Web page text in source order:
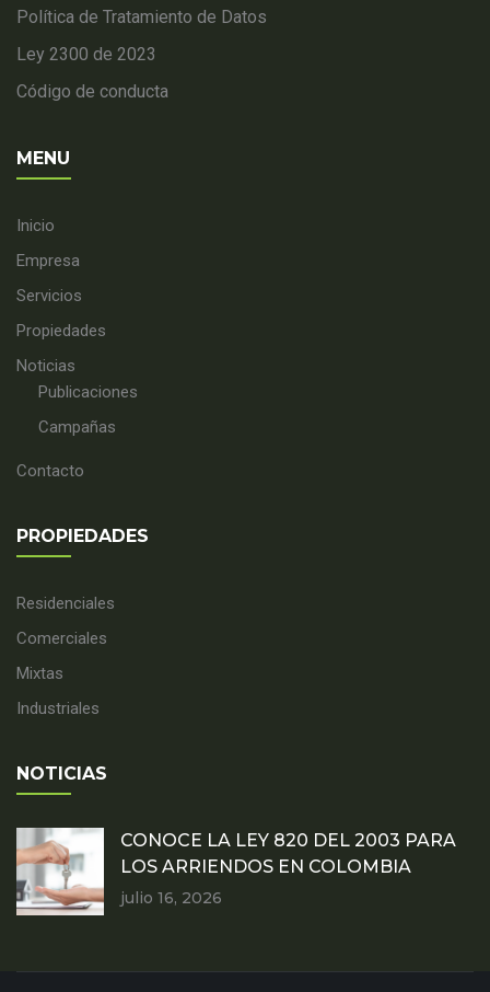
Política de Tratamiento de Datos
Ley 2300 de 2023
Código de conducta
MENU
Inicio
Empresa
Servicios
Propiedades
Noticias
Publicaciones
Campañas
Contacto
PROPIEDADES
Residenciales
Comerciales
Mixtas
Industriales
NOTICIAS
CONOCE LA LEY 820 DEL 2003 PARA
LOS ARRIENDOS EN COLOMBIA
julio 16, 2026